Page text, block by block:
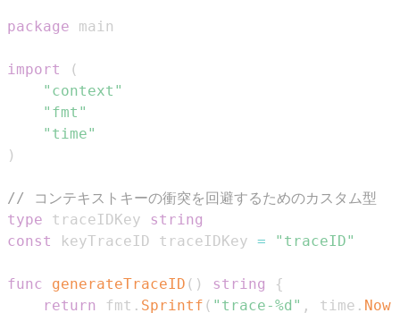
package
import
(
"context"
"fmt"
"time"
)
// コンテキストキーの衝突を回避するためのカスタム型
type traceIDKey string
const
keyTraceID traceIDKey = "traceID"
func generateTraceID ( ) string
{
return
fmt . Sprintf ( "trace-%d" , time . Now